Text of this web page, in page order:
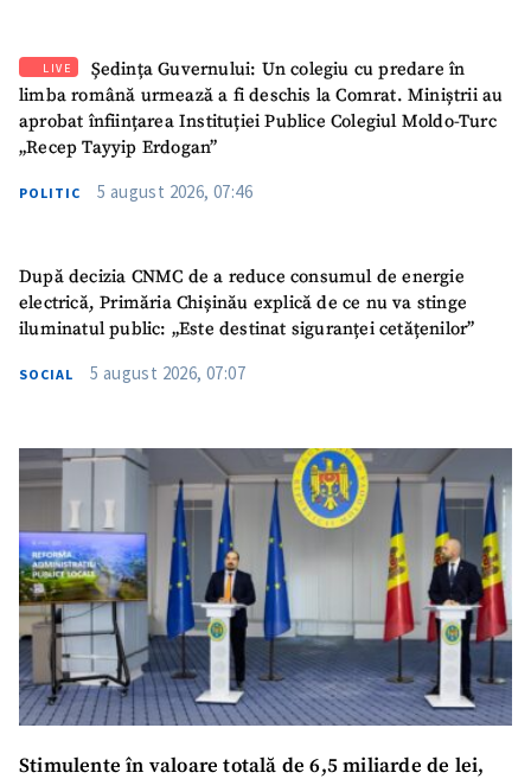
LIVE
Ședința Guvernului: Un colegiu cu predare în
limba română urmează a fi deschis la Comrat. Miniștrii au
aprobat înființarea Instituției Publice Colegiul Moldo-Turc
„Recep Tayyip Erdogan”
POLITIC 5 august 2026, 07:46
După decizia CNMC de a reduce consumul de energie
electrică, Primăria Chișinău explică de ce nu va stinge
iluminatul public: „Este destinat siguranței cetățenilor”
SOCIAL 5 august 2026, 07:07
Stimulente în valoare totală de 6,5 miliarde de lei,